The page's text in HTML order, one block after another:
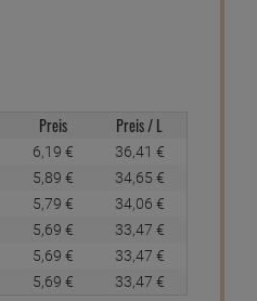
Preis Preis / L
6, 19 € 36, 41 €
5, 89 € 34, 65 €
5, 79 € 34, 06 €
5, 69 € 33, 47 €
5, 69 € 33, 47 €
5, 69 € 33, 47 €